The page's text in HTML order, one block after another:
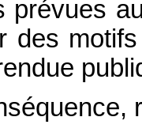
prévues
des motifs